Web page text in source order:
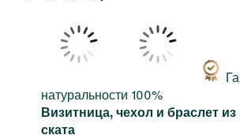
натуральности 100%
Визитница, чехол и браслет
ската